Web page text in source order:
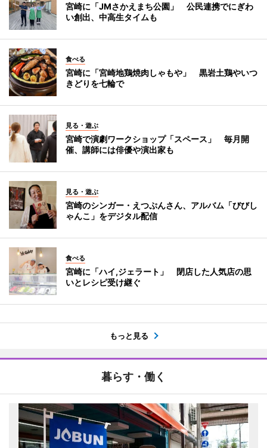
宮崎に「JMさかえまち公園」 公民連携でにぎわ
い創出、中高生タイムも
食べる
宮崎に「宮崎地鶏焼肉しゃもや」 黒岩土鶏やいつ
きどりを七輪で
見る・遊ぶ
宮崎で演劇ワークショップ「スペース」 毎月開
催、講師には俳優や演出家も
見る・遊ぶ
宮崎のシンガー・えつぷんさん、アルバム「びびし
ゃんこ」をデジタル配信
食べる
宮崎に「ハイ,ジェラート」 閉店した人気店の思
いとレシピ受け継ぐ
もっと見る
暮らす・働く